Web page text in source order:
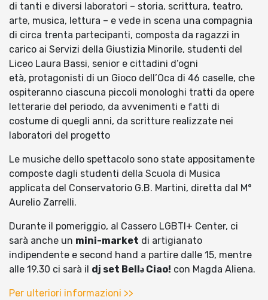
di tanti e diversi laboratori – storia, scrittura, teatro,
arte, musica, lettura – e vede in scena una compagnia
di circa trenta partecipanti, composta da ragazzi in
carico ai Servizi della Giustizia Minorile, studenti del
Liceo Laura Bassi, senior e cittadini d’ogni
età, protagonisti di un Gioco dell’Oca di 46 caselle, che
ospiteranno ciascuna piccoli monologhi tratti da opere
letterarie del periodo, da avvenimenti e fatti di
costume di quegli anni, da scritture realizzate nei
laboratori del progetto
Le musiche dello spettacolo sono state appositamente
composte dagli studenti della Scuola di Musica
applicata del Conservatorio G.B. Martini, diretta dal M°
Aurelio Zarrelli.
Durante il pomeriggio, al Cassero LGBTI+ Center, ci
sarà anche un mini-market di artigianato
indipendente e second hand a partire dalle 15, mentre
alle 19.30 ci sarà il dj set Bellə Ciao! con Magda Aliena.
Per ulteriori informazioni >>